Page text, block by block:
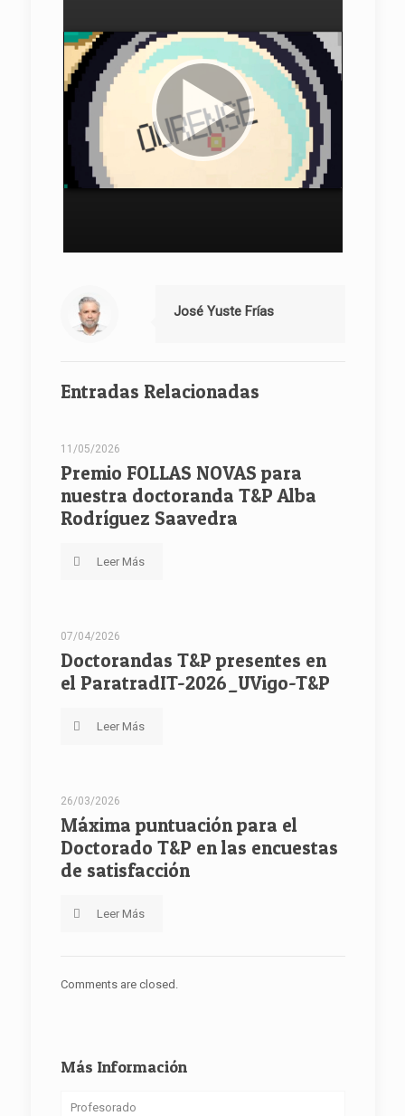
José Yuste Frías
Entradas Relacionadas
11/05/2026
Premio FOLLAS NOVAS para
nuestra doctoranda T&P Alba
Rodríguez Saavedra
Leer Más
07/04/2026
Doctorandas T&P presentes en
el ParatradIT-2026_UVigo-T&P
Leer Más
26/03/2026
Máxima puntuación para el
Doctorado T&P en las encuestas
de satisfacción
Leer Más
Comments are closed.
Más Información
Profesorado